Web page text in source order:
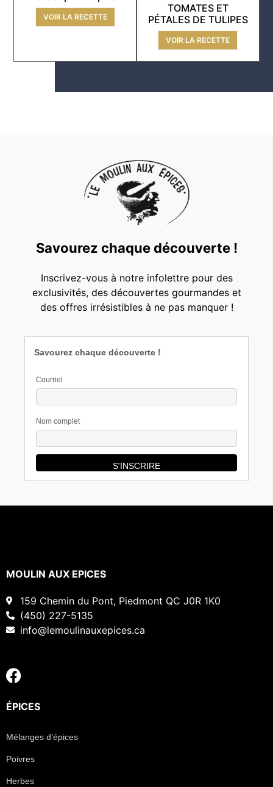
VOIR LA RECETTE
TOMATES ET
PÉTALES DE TULIPES
VOIR LA RECETTE
Savourez chaque découverte !
Inscrivez-vous à notre infolettre pour des
exclusivités, des découvertes gourmandes et
des offres irrésistibles à ne pas manquer !
Savourez chaque découverte !
Courriel
Nom complet
MOULIN AUX EPICES
159 Chemin du Pont, Piedmont QC J0R 1K0
(450) 227-5135
info@lemoulinauxepices.ca
ÉPICES
Mélanges d’épices
Poivres
Herbes